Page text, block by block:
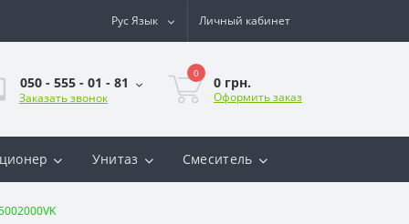
РусЯзык Личный кабинет
050 - 555 - 01 - 81
Заказать звонок
0
0 грн.
Оформить заказ
Унитаз Смеситель